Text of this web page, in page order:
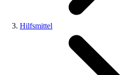
Hilfsmittel